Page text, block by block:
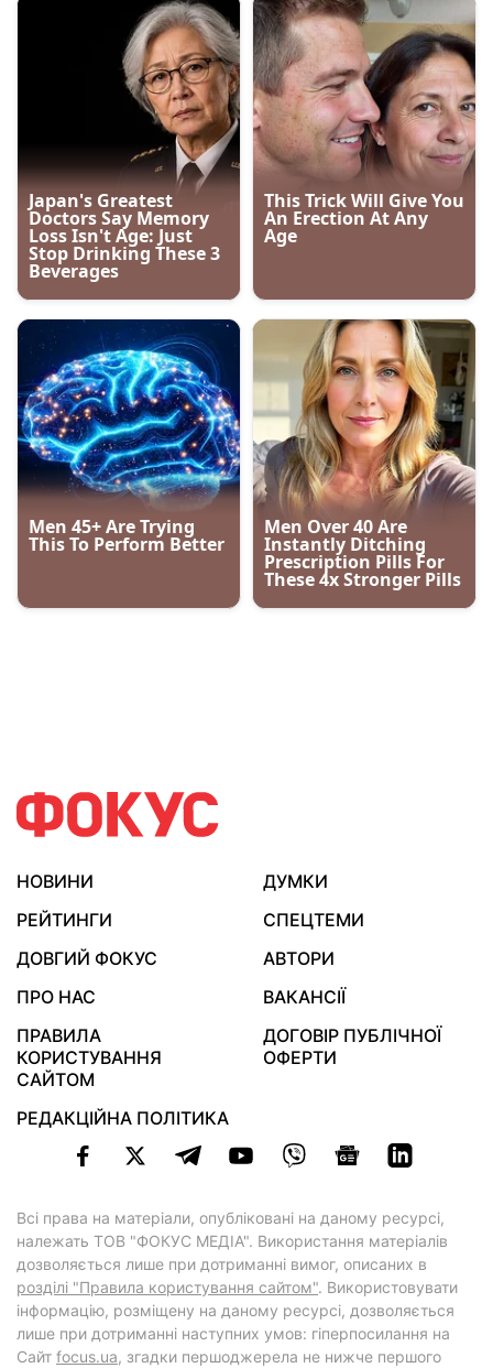
НОВИНИ
ДУМКИ
РЕЙТИНГИ
СПЕЦТЕМИ
ДОВГИЙ ФОКУС
АВТОРИ
ПРО НАС
ВАКАНСІЇ
ПРАВИЛА
КОРИСТУВАННЯ
САЙТОМ
ДОГОВІР ПУБЛІЧНОЇ
ОФЕРТИ
РЕДАКЦІЙНА ПОЛІТИКА
Всі права на матеріали, опубліковані на даному ресурсі,
належать ТОВ "ФОКУС МЕДІА". Використання матеріалів
дозволяється лише при дотриманні вимог, описаних в
розділі "Правила користування сайтом". Використовувати
інформацію, розміщену на даному ресурсі, дозволяється
лише при дотриманні наступних умов: гіперпосилання на
Cайт focus.ua, згадки першоджерела не нижче першого